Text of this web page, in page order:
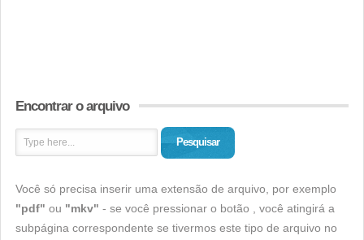
Encontrar o arquivo
Pesquisar
Você só precisa inserir uma extensão de arquivo, por exemplo
"pdf" ou "mkv" - se você pressionar o botão , você atingirá a
subpágina correspondente se tivermos este tipo de arquivo no